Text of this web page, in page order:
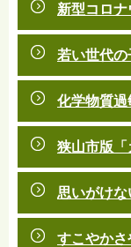
新型コロ
若い世代
化学物質過
狭山市版「
思いがけな
すこやか